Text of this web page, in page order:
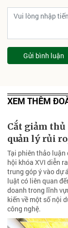
Gửi bình luận
XEM THÊM
Cắt giảm
quản lý rủi
Tại phiên thảo luận
hội khóa XVI diễn
trung góp ý vào dự
luật có liên quan
doanh trong lĩnh
kiến về một số nội
công nghệ.